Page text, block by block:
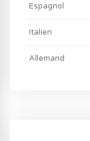
Espagnol
Italien
Allemand